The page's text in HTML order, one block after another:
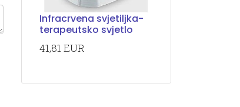
Infracrvena svjetiljka-
terapeutsko svjetlo
41,81 EUR